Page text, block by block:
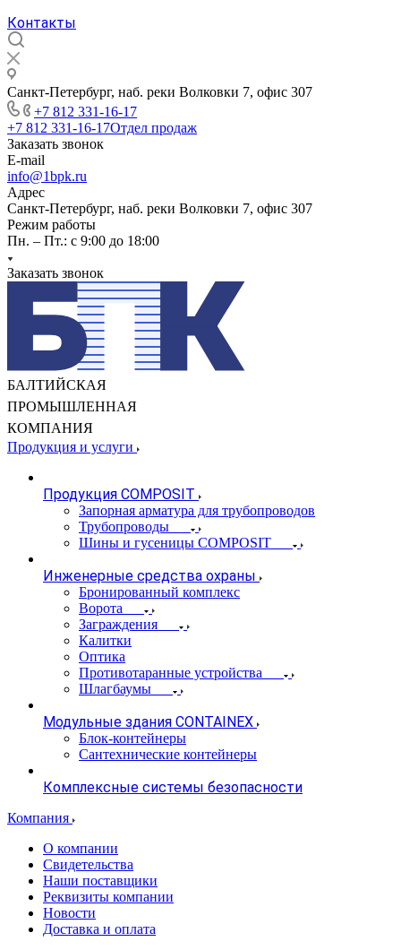
Контакты
Санкт-Петербург, наб. реки Волковки 7, офис 307
+7 812 331-16-17
+7 812 331-16-17Отдел продаж
Заказать звонок
E-mail
info@1bpk.ru
Адрес
Санкт-Петербург, наб. реки Волковки 7, офис 307
Режим работы
Пн. – Пт.: с 9:00 до 18:00
Заказать звонок
БАЛТИЙСКАЯ
ПРОМЫШЛЕННАЯ
КОМПАНИЯ
Продукция и услуги
Продукция COMPOSIT
Запорная арматура для трубопроводов
Трубопроводы
Шины и гусеницы COMPOSIT
Инженерные средства охраны
Бронированный комплекс
Ворота
Заграждения
Калитки
Оптика
Противотаранные устройства
Шлагбаумы
Модульные здания CONTAINEX
Блок-контейнеры
Сантехнические контейнеры
Комплексные системы безопасности
Компания
О компании
Свидетельства
Наши поставщики
Реквизиты компании
Новости
Доставка и оплата